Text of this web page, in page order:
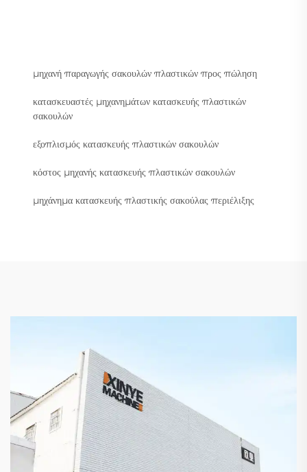
μηχανή παραγωγής σακουλών πλαστικών προς πώληση
κατασκευαστές μηχανημάτων κατασκευής πλαστικών
σακουλών
εξοπλισμός κατασκευής πλαστικών σακουλών
κόστος μηχανής κατασκευής πλαστικών σακουλών
μηχάνημα κατασκευής πλαστικής σακούλας περιέλιξης